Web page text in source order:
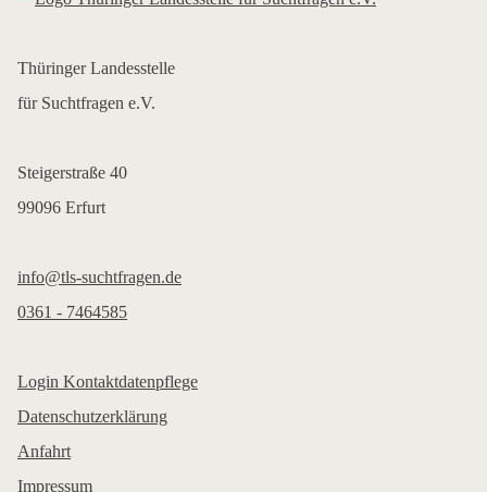
Thüringer Landesstelle
für Suchtfragen e.V.
Steigerstraße 40
99096 Erfurt
info@tls-suchtfragen.de
0361 - 7464585
Login Kontaktdatenpflege
Datenschutzerklärung
Anfahrt
Impressum